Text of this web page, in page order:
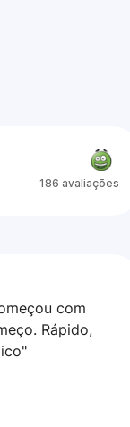
186 avaliações
com
Rápido,